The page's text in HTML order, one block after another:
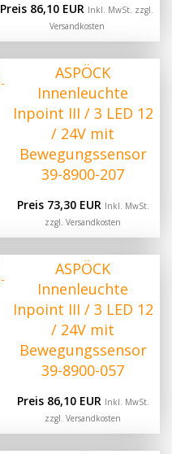
Preis 86,10 EUR Inkl. MwSt. zzgl.
Versandkosten
ASPÖCK
Innenleuchte
Inpoint III / 3 LED 12
/ 24V mit
Bewegungssensor
39-8900-207
Preis 73,30 EUR Inkl. MwSt.
zzgl.Versandkosten
ASPÖCK
Innenleuchte
Inpoint III / 3 LED 12
/ 24V mit
Bewegungssensor
39-8900-057
Preis 86,10 EUR Inkl. MwSt.
zzgl.Versandkosten